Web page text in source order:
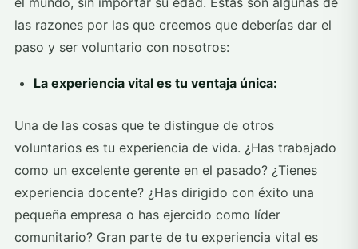
las razones por las que creemos que deberías dar el
paso y ser voluntario con nosotros:
La experiencia vital es tu ventaja única:
Una de las cosas que te distingue de otros
voluntarios es tu experiencia de vida. ¿Has trabajado
como un excelente gerente en el pasado? ¿Tienes
experiencia docente? ¿Has dirigido con éxito una
pequeña empresa o has ejercido como líder
comunitario? Gran parte de tu experiencia vital es